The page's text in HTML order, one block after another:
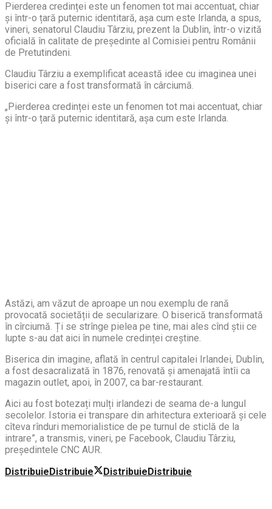
Pierderea credinței este un fenomen tot mai accentuat, chiar
și într-o țară puternic identitară, așa cum este Irlanda, a spus,
vineri, senatorul Claudiu Târziu, prezent la Dublin, într-o vizită
oficială în calitate de președinte al Comisiei pentru Românii
de Pretutindeni.
Claudiu Târziu a exemplificat această idee cu imaginea unei
biserici care a fost transformată în cârciumă.
„Pierderea credinței este un fenomen tot mai accentuat, chiar
și într-o țară puternic identitară, așa cum este Irlanda.
Astăzi, am văzut de aproape un nou exemplu de rană
provocată societății de secularizare. O biserică transformată
în cîrciumă. Ți se strînge pielea pe tine, mai ales cînd știi ce
lupte s-au dat aici în numele credinței creștine.
Biserica din imagine, aflată în centrul capitalei Irlandei, Dublin,
a fost desacralizată în 1876, renovată și amenajată întîi ca
magazin outlet, apoi, în 2007, ca bar-restaurant.
Aici au fost botezați mulți irlandezi de seama de-a lungul
secolelor. Istoria ei transpare din arhitectura exterioară și cele
cîteva rînduri memorialistice de pe turnul de sticlă de la
intrare”, a transmis, vineri, pe Facebook, Claudiu Târziu,
președintele CNC AUR.
DistribuieDistribuie DistribuieDistribuie